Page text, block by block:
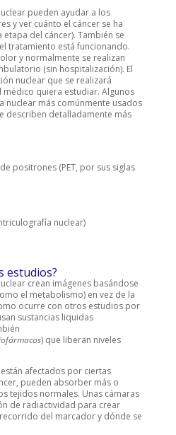
pueden ayudar a los
y ver cuánto el cáncer se ha
del cáncer). También se
tratamiento está funcionando.
y normalmente se realizan
(sin hospitalización). El
nuclear que se realizará
quiera estudiar. Algunos
nuclear más comúnmente usados
describen detalladamente más
positrones (PET, por sus siglas
nuclear)
estudios?
crean imágenes basándose
el metabolismo) en vez de la
ocurre con otros estudios por
sustancias liquidas
) que liberan niveles
afectados por ciertas
pueden absorber más o
tejidos normales. Unas cámaras
de radiactividad para crear
del marcador y dónde se